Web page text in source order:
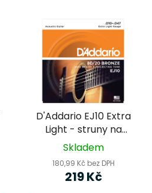
D'Addario EJ10 Extra
Light - struny na
akustickou kytaru
Skladem
180,99 Kč bez DPH
219 Kč